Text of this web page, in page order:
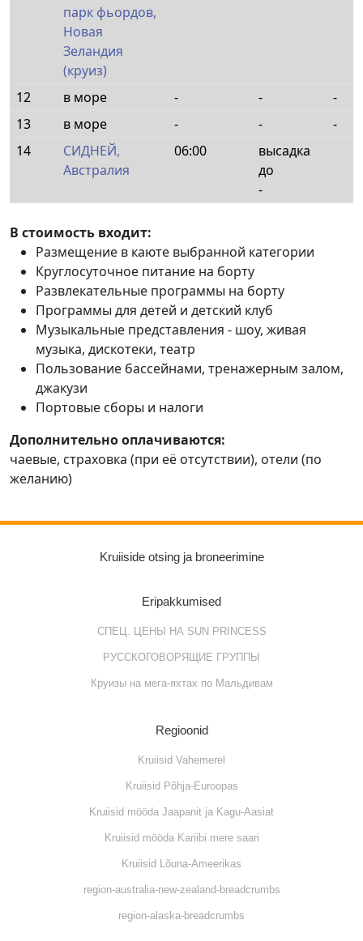
парк фьордов,
Новая
Зеландия
(круиз)
12 в море - -
-
13
в море - -
-
14
СИДНЕЙ,
Австралия
06:00
высадка
до
-
В стоимость входит:
Размещение в каюте выбранной категории
Круглосуточное питание на борту
Развлекательные программы на борту
Программы для детей и детский клуб
Музыкальные представления - шоу, живая
музыка, дискотеки, театр
Пользование бассейнами, тренажерным залом,
джакузи
Портовые сборы и налоги
Дополнительно оплачиваются:
чаевые, страховка (при её отсутствии), отели (по
желанию)
Kruiiside otsing ja broneerimine
Eripakkumised
СПЕЦ. ЦЕНЫ НА SUN PRINCESS
РУССКОГОВОРЯЩИЕ ГРУППЫ
Круизы на мега-яхтах по Мальдивам
Regioonid
Kruiisid Vahemerel
Kruiisid Põhja-Euroopas
Kruiisid mööda Jaapanit ja Kagu-Aasiat
Kruiisid mööda Kariibi mere saari
Kruiisid Lõuna-Ameerikas
region-australia-new-zealand-breadcrumbs
region-alaska-breadcrumbs